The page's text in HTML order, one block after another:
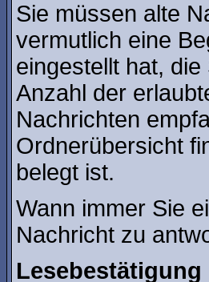
Sie müssen alte
vermutlich eine
eingestellt hat,
Anzahl der
Nachrichten
Ordnerübersicht
belegt ist.
Wann immer Sie
Nachricht zu
Lesebestätigung